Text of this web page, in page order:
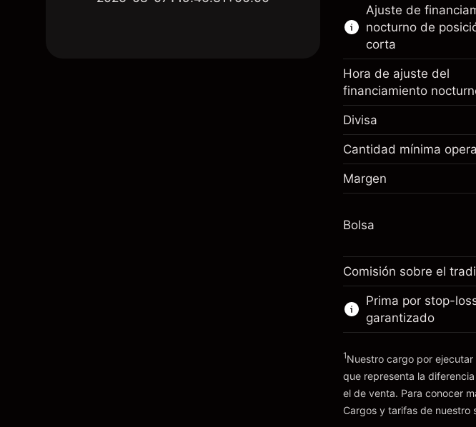
Margen. Tu
nocturno
Cargos por el valor
posición
Dinero del
Ir a la
Ajuste de
nocturno de
corta
Ajuste de
Tamaño de la
~$20,000.00
Dinero del
Hora de ajuste del
financiamiento
Divisa
Cantidad mínima
Margen
Bolsa
Comisión sobre el
Prima por stop-
garantizado
1Nuestro cargo por
que representa la
el de venta. Para conocer
Cargos y tarifas de nuestro